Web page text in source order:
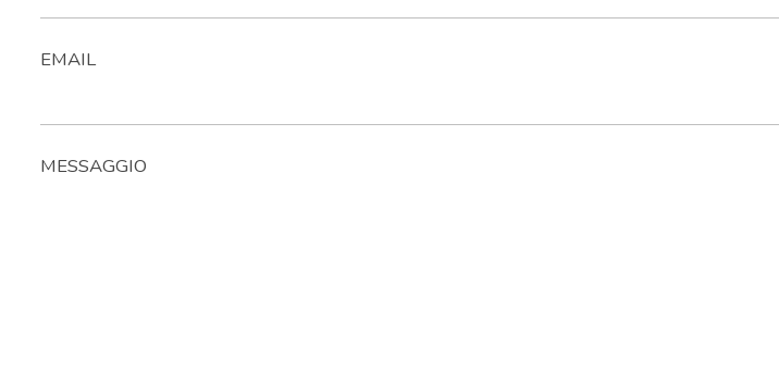
EMAIL
MESSAGGIO